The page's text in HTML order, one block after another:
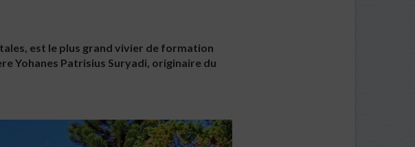
est le plus grand vivier de formation
Yohanes Patrisius Suryadi, originaire du